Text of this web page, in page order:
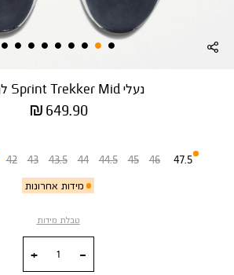
נעלי Sprint Trekker Mid לגברים
מחיר
649.90 ₪
מידות אחרונות
42 43 43.5 44 44.5 45 46 47.5
טבלת מידות